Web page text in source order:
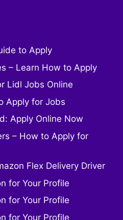
to Apply
– Learn How to Apply
Lidl Jobs Online
Apply for Jobs
Apply Online Now
– How to Apply for
Flex Delivery Driver
for Your Profile
for Your Profile
for Your Profile